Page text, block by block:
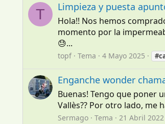
T Limpieza y puesta
Hola!! Nos hemos
momento por la
😓...
topf Tema 4 Mayo 2025
Enganche wonder
Buenas! Tengo que poner
Vallès?? Por otro lado, me
Sermago Tema 21 Abril 2022